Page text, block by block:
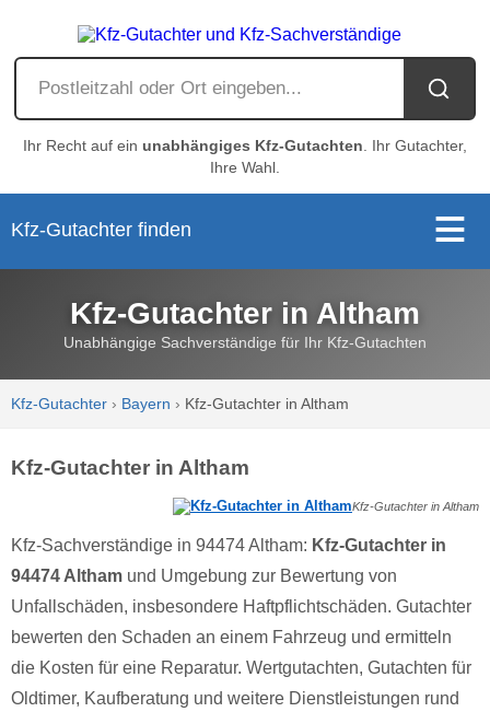
Ihr Recht auf ein unabhängiges Kfz-Gutachten . Ihr Gutachter,
Ihre Wahl.
Kfz-Gutachter finden
Kfz-Gutachter in Altham
Unabhängige Sachverständige für Ihr Kfz-Gutachten
Kfz-Gutachter › Bayern › Kfz-Gutachter in Altham
Kfz-Gutachter in Altham
Kfz-Gutachter in Altham
Kfz-Sachverständige in 94474 Altham: Kfz-Gutachter in
94474 Altham und Umgebung zur Bewertung von
Unfallschäden, insbesondere Haftpflichtschäden. Gutachter
bewerten den Schaden an einem Fahrzeug und ermitteln
die Kosten für eine Reparatur. Wertgutachten, Gutachten für
Oldtimer, Kaufberatung und weitere Dienstleistungen rund